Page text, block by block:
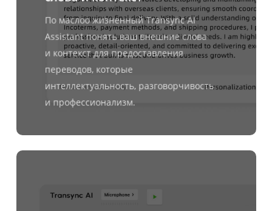
По маслоо жизненныйTransync AI
Assistantпонять вашвнешние слова
и контекстдля предоставления
переводов, которые
интеллектуальность, разговорчивость
и профессионализм.
Узнать